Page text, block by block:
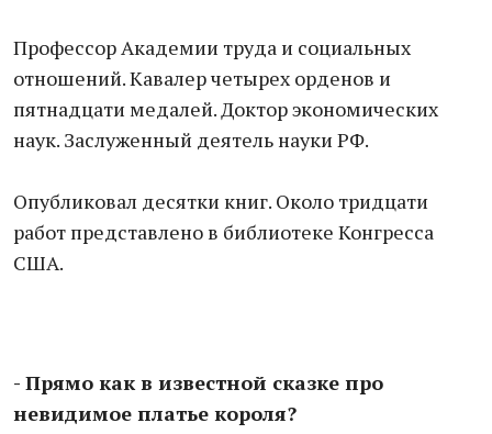
Профессор Академии труда и социальных
отношений. Кавалер четырех орденов и
пятнадцати медалей. Доктор экономических
наук. Заслуженный деятель науки РФ.
Опубликовал десятки книг. Около тридцати
работ представлено в библиотеке Конгресса
США.
- Прямо как в известной сказке про
невидимое платье короля?